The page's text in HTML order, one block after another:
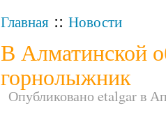
Главная :: Новости
В Алматинской
горнолыжник
Опубликовано etalgar в